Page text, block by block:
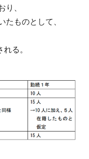
り、
たものとして、
る。